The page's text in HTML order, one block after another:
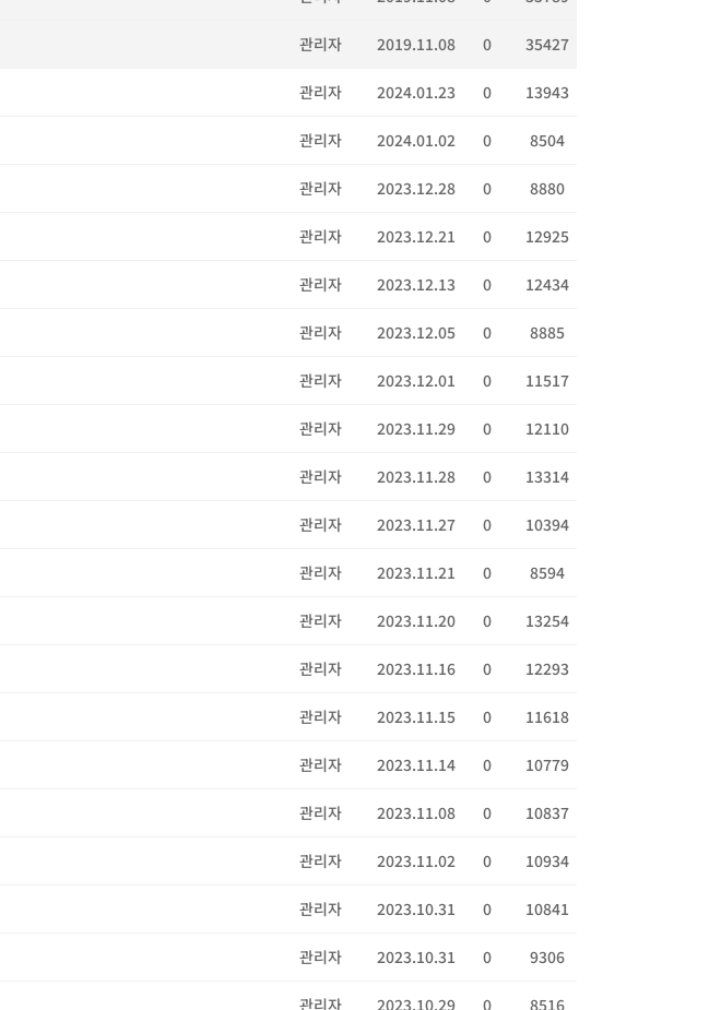
관리자 2019.11.08 0 35427
관리자 2024.01.23 0 13943
관리자 2024.01.02 0 8504
관리자 2023.12.28 0 8880
관리자 2023.12.21 0 12925
관리자 2023.12.13 0 12434
관리자 2023.12.05 0 8885
관리자 2023.12.01 0 11517
관리자 2023.11.29 0 12110
관리자 2023.11.28 0 13314
관리자 2023.11.27 0 10394
관리자 2023.11.21 0 8594
관리자 2023.11.20 0 13254
관리자 2023.11.16 0 12293
관리자 2023.11.15 0 11618
관리자 2023.11.14 0 10779
관리자 2023.11.08 0 10837
관리자 2023.11.02 0 10934
관리자 2023.10.31 0 10841
관리자 2023.10.31 0 9306
관리자 2023.10.29 0 8516